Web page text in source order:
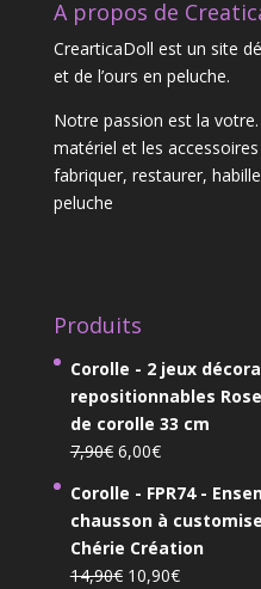
A propos de
CrearticaDoll est un site
et de l’ours en peluche.
Notre passion est la
matériel et les
fabriquer, restaurer,
peluche
Produits
Corolle - 2 jeux
repositionnables
de corolle 33 cm
7,90€ Le
initial
était :
7,90€.
6,00€Le
actuel
est :
6,00€.
Corolle - FPR74 -
chausson à
Chérie Création
14,90€ Le
10,90€Le